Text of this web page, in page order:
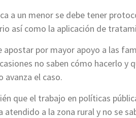
a un menor se debe tener
así como la aplicación de
apostar por mayor apoyo a las
no saben cómo hacerlo y
avanza el caso.
que el trabajo en políticas
atendido a la zona rural y no se